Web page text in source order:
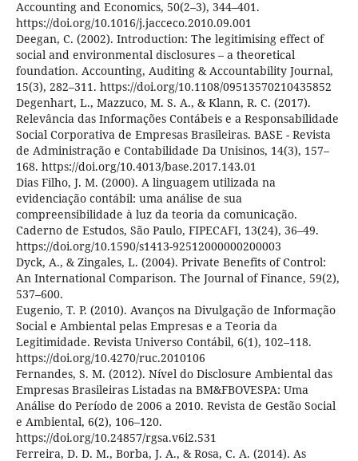
Accounting and Economics, 50(2–3), 344–401.
https://doi.org/10.1016/j.jacceco.2010.09.001
Deegan, C. (2002). Introduction: The legitimising effect of
social and environmental disclosures – a theoretical
foundation. Accounting, Auditing & Accountability Journal,
15(3), 282–311. https://doi.org/10.1108/09513570210435852
Degenhart, L., Mazzuco, M. S. A., & Klann, R. C. (2017).
Relevância das Informações Contábeis e a Responsabilidade
Social Corporativa de Empresas Brasileiras. BASE - Revista
de Administração e Contabilidade Da Unisinos, 14(3), 157–
168. https://doi.org/10.4013/base.2017.143.01
Dias Filho, J. M. (2000). A linguagem utilizada na
evidenciação contábil: uma análise de sua
compreensibilidade à luz da teoria da comunicação.
Caderno de Estudos, São Paulo, FIPECAFI, 13(24), 36–49.
https://doi.org/10.1590/s1413-92512000000200003
Dyck, A., & Zingales, L. (2004). Private Benefits of Control:
An International Comparison. The Journal of Finance, 59(2),
537–600.
Eugenio, T. P. (2010). Avanços na Divulgação de Informação
Social e Ambiental pelas Empresas e a Teoria da
Legitimidade. Revista Universo Contábil, 6(1), 102–118.
https://doi.org/10.4270/ruc.2010106
Fernandes, S. M. (2012). Nível do Disclosure Ambiental das
Empresas Brasileiras Listadas na BM&FBOVESPA: Uma
Análise do Período de 2006 a 2010. Revista de Gestão Social
e Ambiental, 6(2), 106–120.
https://doi.org/10.24857/rgsa.v6i2.531
Ferreira, D. D. M., Borba, J. A., & Rosa, C. A. (2014). As